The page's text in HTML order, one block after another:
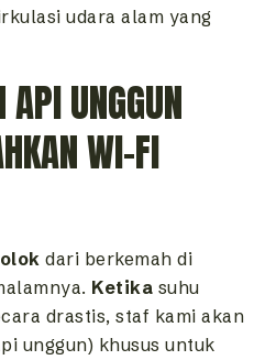
udara alam yang
UNGGUN
WI-FI
dari berkemah di
Ketika suhu
drastis, staf kami akan
unggun) khusus untuk